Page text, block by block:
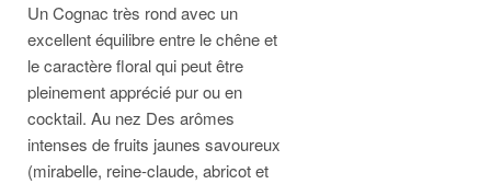
Un Cognac très rond avec un
excellent équilibre entre le chêne et
le caractère floral qui peut être
pleinement apprécié pur ou en
cocktail. Au nez Des arômes
intenses de fruits jaunes savoureux
(mirabelle, reine-claude, abricot et